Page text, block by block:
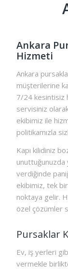
Ankara
Hizmeti
Ankara
müşterilerine
7/24 kesintisiz
servisiniz olarak
ekibimiz ile
politikamızla
Kapı kilidiniz
unuttuğunuzda
verdiğinde
ekibimiz, tek
noktaya gelir.
özel çözümler
Pursaklar
Ev, iş yerleri
vermekle birlikte